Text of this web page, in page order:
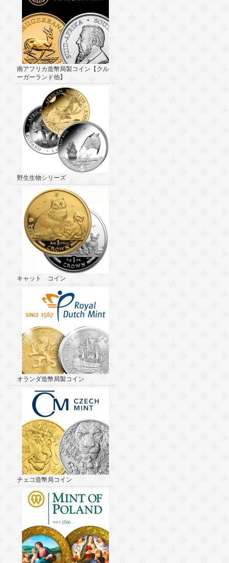
南アフリカ造幣局製コイン【クル
ーガーランド他】
野生生物シリーズ
キャット コイン
オランダ造幣局製コイン
チェコ造幣局コイン